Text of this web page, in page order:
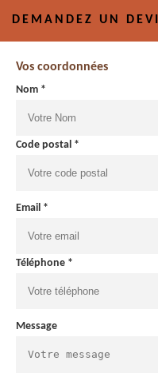
DEMANDEZ UN
Vos coordonnées
Nom *
Code postal *
Email *
Téléphone *
Message